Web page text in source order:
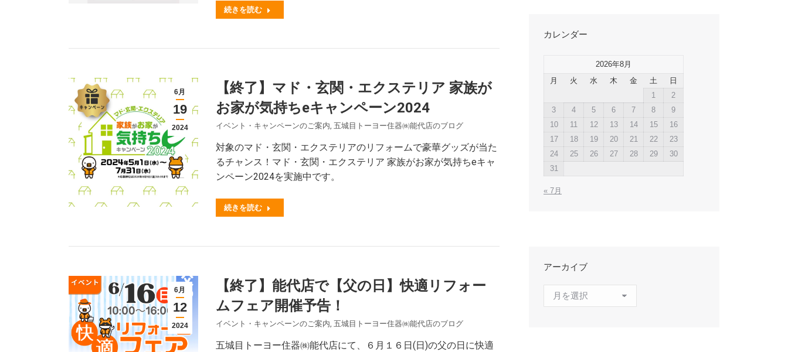
続きを読む
6月
19
2024
【終了】マド・玄関・エクステリア 家族が
お家が気持ちeキャンペーン2024
イベント・キャンペーンのご案内 五城目トーヨー住器㈱能代店のブログ
対象のマド・玄関・エクステリアのリフォームで豪華グッズが当た
るチャンス！マド・玄関・エクステリア 家族がお家が気持ちeキャ
ンペーン2024を実施中です。
続きを読む
6月
12
2024
【終了】能代店で【父の日】快適リフォー
ムフェア開催予告！
イベント・キャンペーンのご案内 五城目トーヨー住器㈱能代店のブログ
五城目トーヨー住器㈱能代店にて、６月１６日(日)の父の日に快適
カレンダー
2026年8月
月
火 水 木 金 土
日
1
2
3
4 5 6 7 8
9
10
11 12 13 14 15
16
17
18 19 20 21 22
23
24
25 26 27 28 29
30
31
« 7月
アーカイブ